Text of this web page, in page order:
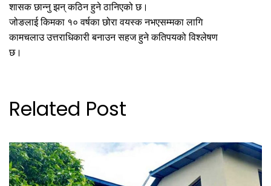
शासक छान्नु झन् कठिन हुने ठानिएको छ।
जोङलाई किमका १० वर्षका छोरा वयस्क नभएसम्मका लागि
कामचलाउ उत्तराधिकारी बनाउन सहज हुने कतिपयको विश्लेषण
छ।
Related Post